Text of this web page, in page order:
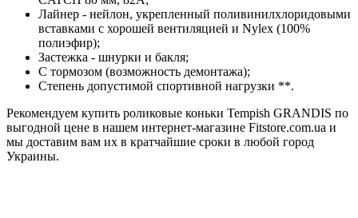
Лайнер - нейлон, укрепленный поливинилхлоридовыми
вставками с хорошей вентиляцией и Nylex (100%
полиэфир);
Застежка - шнурки и бакля;
С тормозом (возможность демонтажа);
Степень допустимой спортивной нагрузки **.
Рекомендуем купить роликовые коньки Tempish GRANDIS по
выгодной цене в нашем интернет-магазине Fitstore.com.ua и
мы доставим вам их в кратчайшие сроки в любой город
Украины.